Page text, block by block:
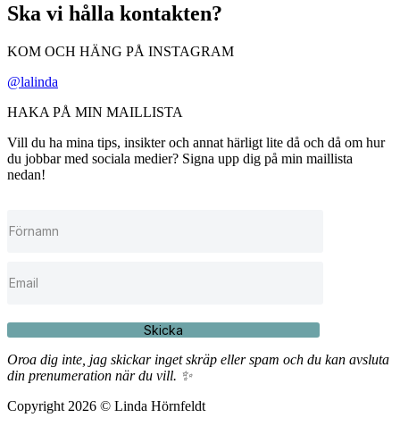
Ska vi hålla kontakten?
KOM OCH HÄNG PÅ INSTAGRAM
@lalinda
HAKA PÅ MIN MAILLISTA
Vill du ha mina tips, insikter och annat härligt lite då och då om hur
du jobbar med sociala medier? Signa upp dig på min maillista
nedan!
Skicka
Oroa dig inte, jag skickar inget skräp eller spam och du kan avsluta
din prenumeration när du vill. ✨
Copyright 2026 © Linda Hörnfeldt